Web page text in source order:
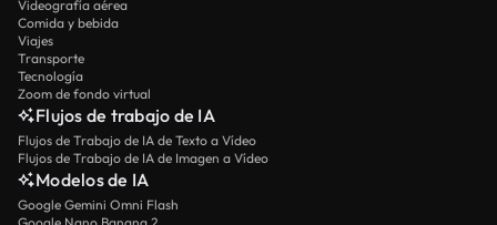
Videografía aérea
Comida y bebida
Viajes
Transporte
Tecnología
Zoom de fondo virtual
Flujos de trabajo de IA
Flujos de Trabajo de IA de Texto a Vídeo
Flujos de Trabajo de IA de Imagen a Vídeo
Modelos de IA
Google Gemini Omni Flash